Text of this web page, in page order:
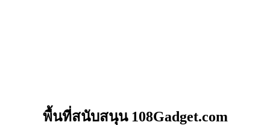
พื้นที่สนับสนุน 108Gadget.com